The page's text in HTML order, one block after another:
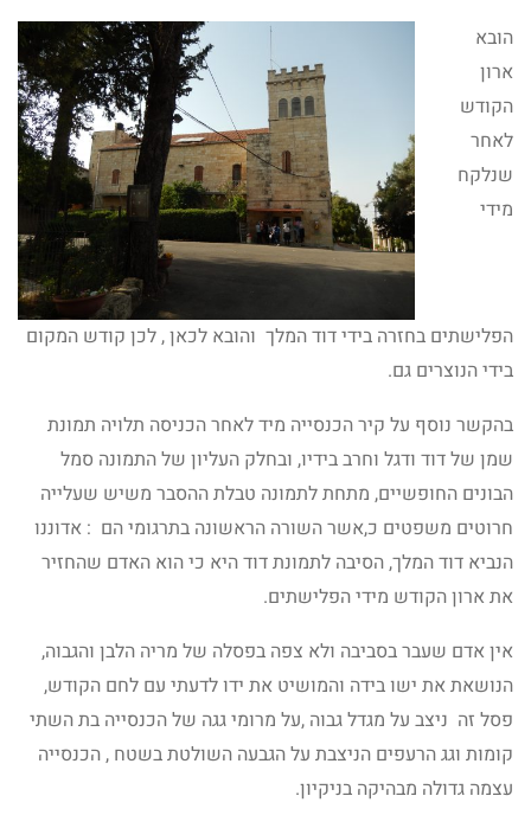
הובא
ארון
הקודש
לאחר
שנלקח
מידי
הפלישתים בחזרה בידי דוד המלך והובא לכאן , לכן קודש המקום
בידי הנוצרים גם.
בהקשר נוסף על קיר הכנסייה מיד לאחר הכניסה תלויה תמונת
שמן של דוד ודגל וחרב בידיו, ובחלק העליון של התמונה סמל
הבונים החופשיים, מתחת לתמונה טבלת ההסבר משיש שעלייה
חרוטים משפטים כ,אשר השורה הראשונה בתרגומי הם : אדוננו
הנביא דוד המלך, הסיבה לתמונת דוד היא כי הוא האדם שהחזיר
את ארון הקודש מידי הפלישתים.
אין אדם שעבר בסביבה ולא צפה בפסלה של מריה הלבן והגבוה,
הנושאת את ישו בידה והמושיט את ידו לדעתי עם לחם הקודש,
פסל זה ניצב על מגדל גבוה ,על מרומי גגה של הכנסייה בת השתי
קומות וגג הרעפים הניצבת על הגבעה השולטת בשטח , הכנסייה
עצמה גדולה מבהיקה בניקיון.